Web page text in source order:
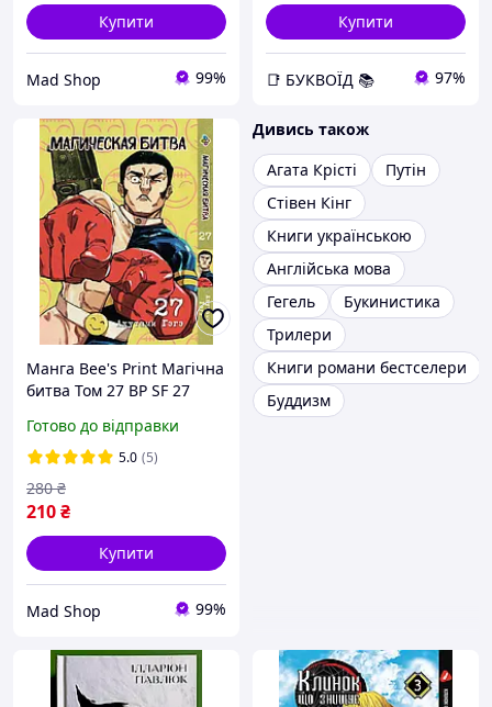
Купити
Mad Shop 99%
Купити
📑 БУКВОЇД 📚 97%
Манга Bee's Print Магічна
битва Том 27 ВР SF 27
Готово до відправки
5.0 (5)
210₴
280 ₴
Купити
Mad Shop 99%
Дивись також
Агата Крісті
Путін
Стівен Кінг
Книги українською
Англійська мова
Гегель
Букинистика
Трилери
Книги романи бестселери
Буддизм